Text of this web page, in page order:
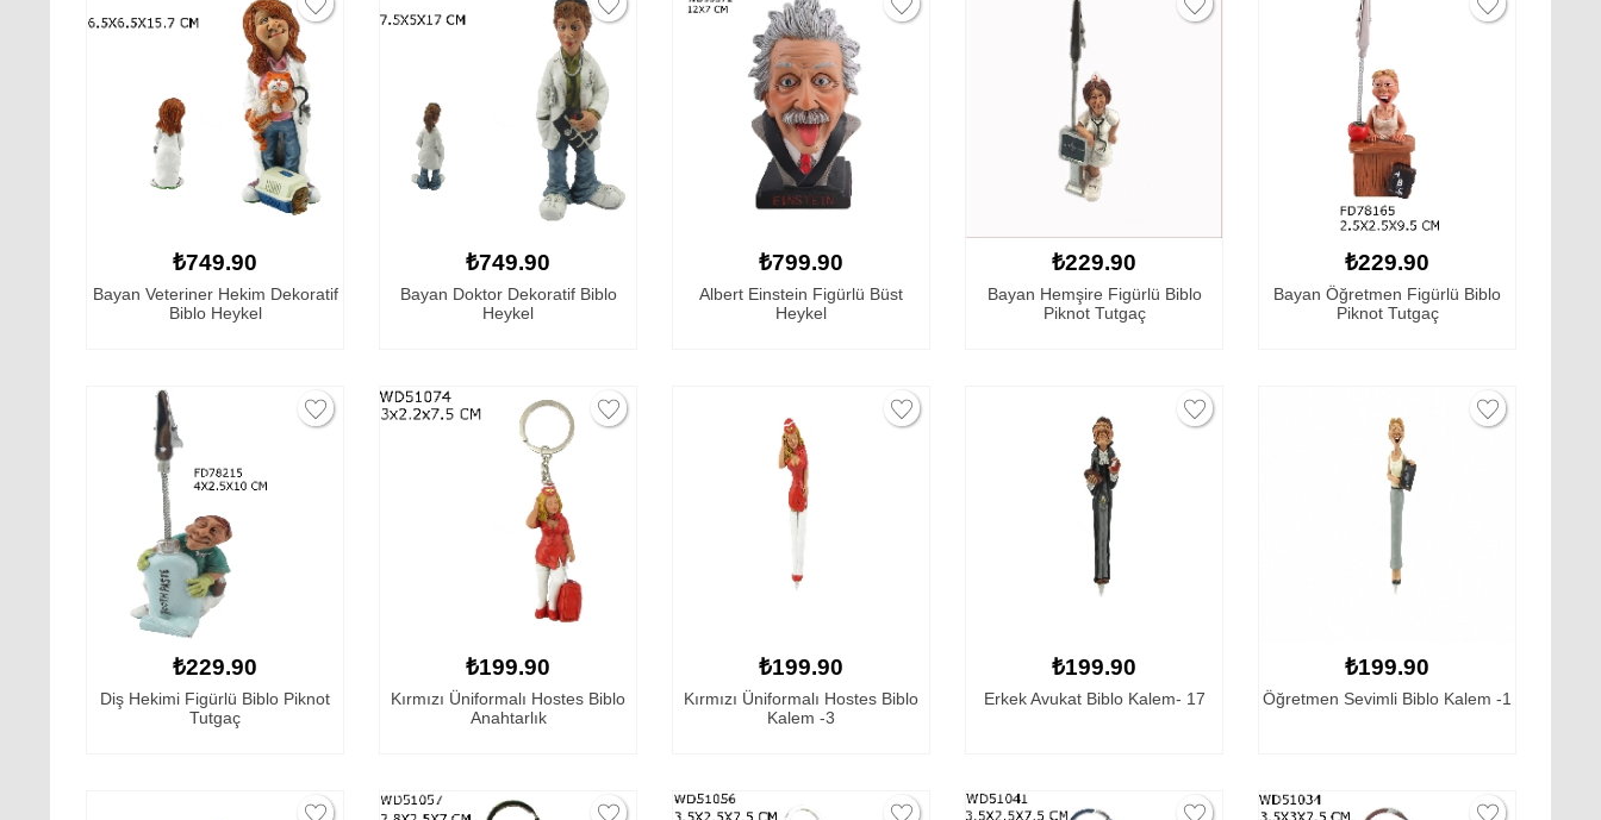
₺749.90
Bayan Veteriner Hekim Dekoratif
Biblo Heykel
₺749.90
Bayan Doktor Dekoratif Biblo
Heykel
₺799.90
Albert Einstein Figürlü Büst
Heykel
₺229.90
Bayan Hemşire Figürlü Biblo
Piknot Tutgaç
₺229.90
Bayan Öğretmen Figürlü Biblo
Piknot Tutgaç
₺229.90
Diş Hekimi Figürlü Biblo Piknot
Tutgaç
₺199.90
Kırmızı Üniformalı Hostes Biblo
Anahtarlık
₺199.90
Kırmızı Üniformalı Hostes Biblo
Kalem -3
₺199.90
Erkek Avukat Biblo Kalem- 17
₺199.90
Öğretmen Sevimli Biblo Kalem -1